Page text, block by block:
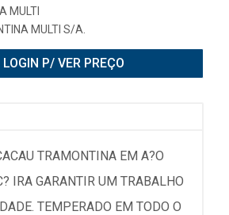
MULTI
MULTI S/A.
LOGIN P/ VER PREÇO
TRAMONTINA EM A?O
IRA GARANTIR UM TRABALHO
TEMPERADO EM TODO O